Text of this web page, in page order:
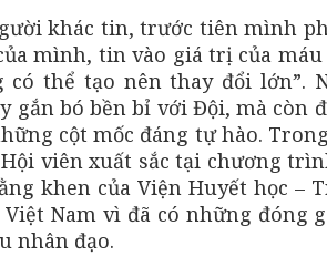
khác tin, trước tiên mình
mình, tin vào giá trị của
có thể tạo nên thay đổi lớn”.
gắn bó bền bỉ với Đội, mà còn
cột mốc đáng tự hào.
viên xuất sắc tại chương
khen của Viện Huyết học –
Nam vì đã có những đóng
nhân đạo.